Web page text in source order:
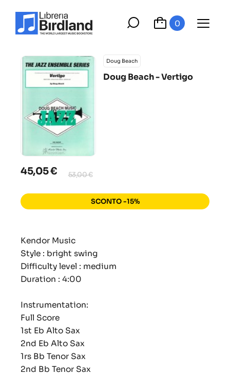
0
Doug Beach
Doug Beach - Vertigo
45,05 € 53,00 €
SCONTO -15%
Kendor Music
Style : bright swing
Difficulty level : medium
Duration : 4:00
Instrumentation:
Full Score
1st Eb Alto Sax
2nd Eb Alto Sax
1rs Bb Tenor Sax
2nd Bb Tenor Sax